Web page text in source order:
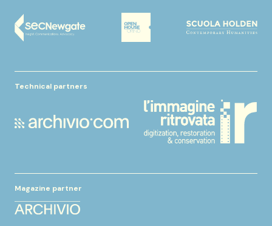
Technical partners
Magazine partner